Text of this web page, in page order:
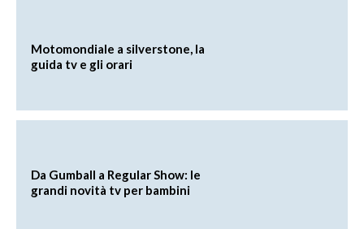
Motomondiale a silverstone, la
guida tv e gli orari
Da Gumball a Regular Show: le
grandi novità tv per bambini